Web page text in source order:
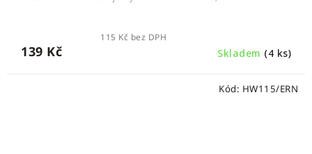
Skladem (4 ks)
115 Kč bez DPH
139 Kč
Kód: HW115/ERN